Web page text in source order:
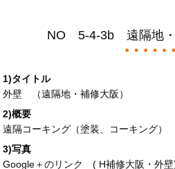
NO 5-4-3b 遠隔地・
1)タイトル
外壁 （遠隔地・補修大阪）
2)概要
遠隔コーキング（塗装、コーキング）
3)写真
Google＋のリンク ( H補修大阪・外壁